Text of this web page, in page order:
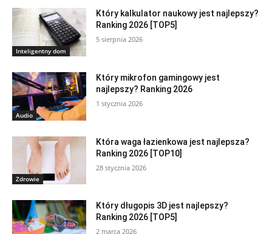
Inteligentny dom
Który kalkulator naukowy jest najlepszy?
Ranking 2026 [TOP5]
5 sierpnia 2026
Audio
Który mikrofon gamingowy jest
najlepszy? Ranking 2026
1 stycznia 2026
Zdrowie
Która waga łazienkowa jest najlepsza?
Ranking 2026 [TOP10]
28 stycznia 2026
Który długopis 3D jest najlepszy?
Ranking 2026 [TOP5]
2 marca 2026